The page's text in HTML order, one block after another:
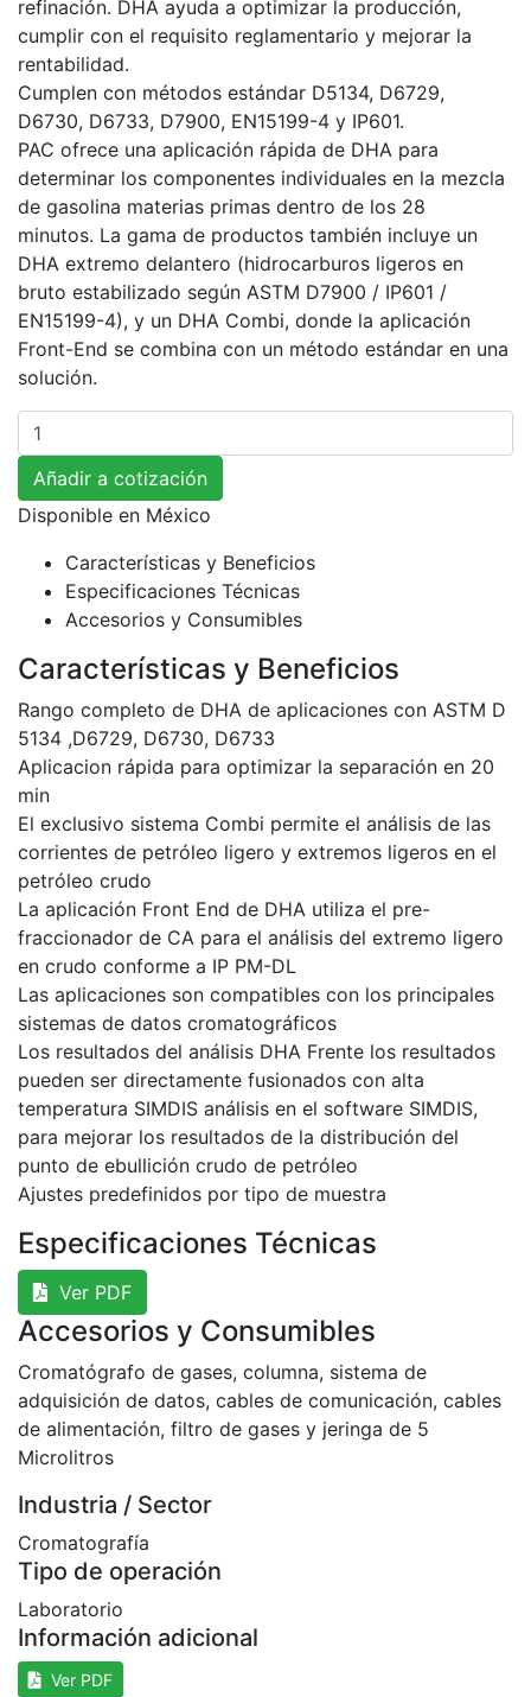
refinación. DHA ayuda a optimizar la producción,
cumplir con el requisito reglamentario y mejorar la
rentabilidad.
Cumplen con métodos estándar D5134, D6729,
D6730, D6733, D7900, EN15199-4 y IP601.
PAC ofrece una aplicación rápida de DHA para
determinar los componentes individuales en la mezcla
de gasolina materias primas dentro de los 28
minutos. La gama de productos también incluye un
DHA extremo delantero (hidrocarburos ligeros en
bruto estabilizado según ASTM D7900 / IP601 /
EN15199-4), y un DHA Combi, donde la aplicación
Front-End se combina con un método estándar en una
solución.
Cantidad
Añadir a cotización
Disponible en México
Características y Beneficios
Especificaciones Técnicas
Accesorios y Consumibles
Características y Beneficios
Rango completo de DHA de aplicaciones con ASTM D
5134 ,D6729, D6730, D6733
Aplicacion rápida para optimizar la separación en 20
min
El exclusivo sistema Combi permite el análisis de las
corrientes de petróleo ligero y extremos ligeros en el
petróleo crudo
La aplicación Front End de DHA utiliza el pre-
fraccionador de CA para el análisis del extremo ligero
en crudo conforme a IP PM-DL
Las aplicaciones son compatibles con los principales
sistemas de datos cromatográficos
Los resultados del análisis DHA Frente los resultados
pueden ser directamente fusionados con alta
temperatura SIMDIS análisis en el software SIMDIS,
para mejorar los resultados de la distribución del
punto de ebullición crudo de petróleo
Ajustes predefinidos por tipo de muestra
Especificaciones Técnicas
Ver PDF
Accesorios y Consumibles
Cromatógrafo de gases, columna, sistema de
adquisición de datos, cables de comunicación, cables
de alimentación, filtro de gases y jeringa de 5
Microlitros
Industria / Sector
Cromatografía
Tipo de operación
Laboratorio
Información adicional
Ver PDF